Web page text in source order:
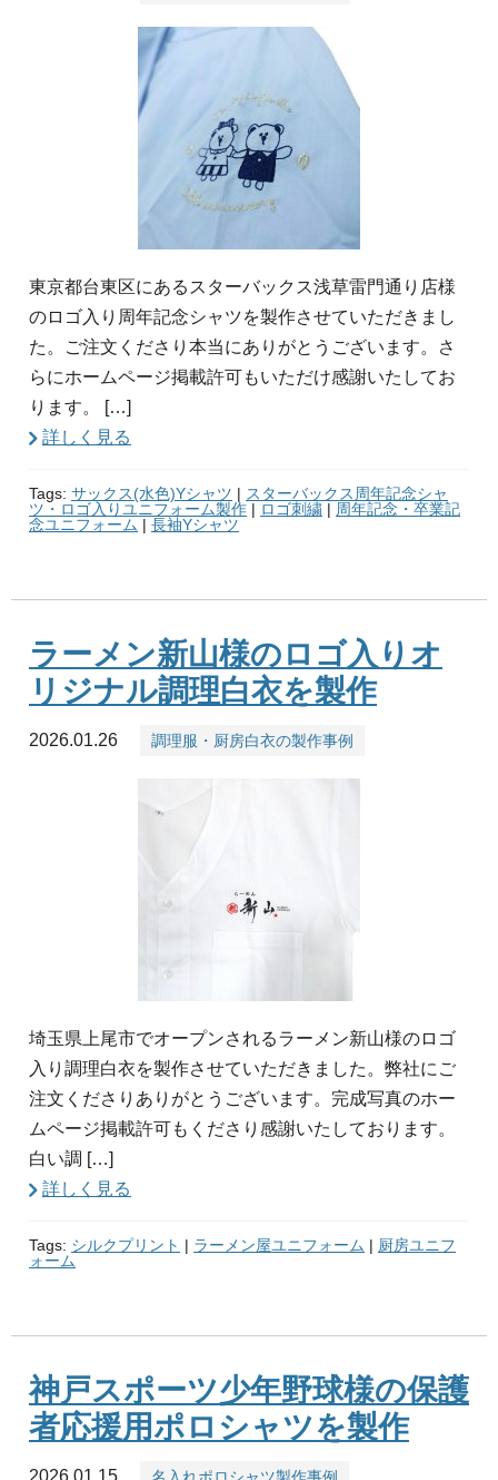
東京都台東区にあるスターバックス浅草雷門通り店様
のロゴ入り周年記念シャツを製作させていただきまし
た。ご注文くださり本当にありがとうございます。さ
らにホームページ掲載許可もいただけ感謝いたしてお
ります。 […]
詳しく見る
Tags: サックス(水色)Yシャツ | スターバックス周年記念シャ
ツ・ロゴ入りユニフォーム製作 | ロゴ刺繍 | 周年記念・卒業記
念ユニフォーム | 長袖Yシャツ
ラーメン新山様のロゴ入りオ
リジナル調理白衣を製作
2026.01.26 調理服・厨房白衣の製作事例
埼玉県上尾市でオープンされるラーメン新山様のロゴ
入り調理白衣を製作させていただきました。弊社にご
注文くださりありがとうございます。完成写真のホー
ムページ掲載許可もくださり感謝いたしております。
白い調 […]
詳しく見る
Tags: シルクプリント | ラーメン屋ユニフォーム | 厨房ユニフ
ォーム
神戸スポーツ少年野球様の保護
者応援用ポロシャツを製作